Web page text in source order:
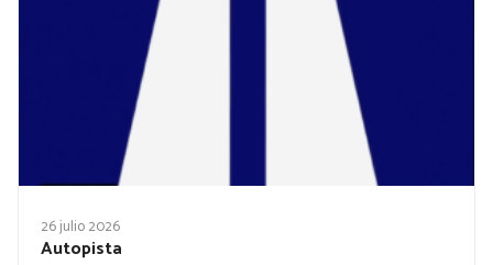
26 julio 2026
Autopista